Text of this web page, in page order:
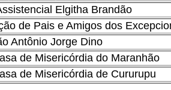
Elgitha Brandão
de Pais e Amigos dos
Antônio Jorge Dino
de Misericórdia do Maranhão
de Misericórdia de Cururupu